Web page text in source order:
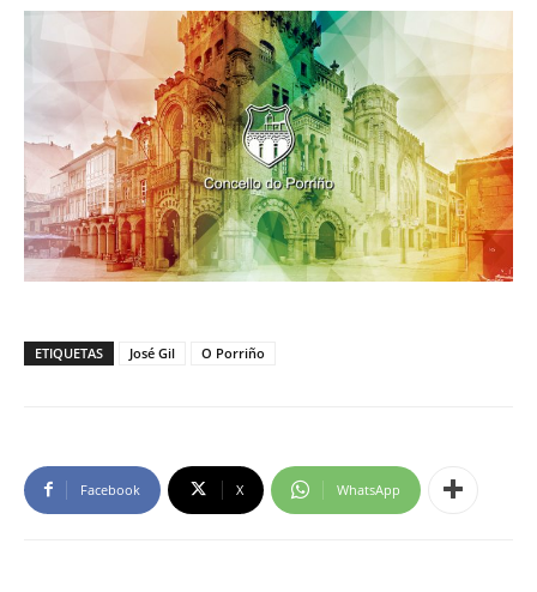
ETIQUETAS José Gil O Porriño
Facebook X WhatsApp